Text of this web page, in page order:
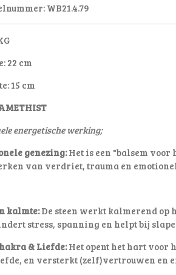
WB21.4.79
22 cm
15 cm
energetische werking;
genezing:Het is een "balsem voor
van verdriet, trauma en
kalmte:De steen werkt kalmerend op
stress, spanning en helpt bij
& Liefde:Het opent het hart voor
en versterkt (zelf)vertrouwen en